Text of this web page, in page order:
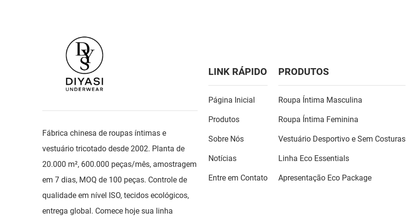
Fábrica chinesa de roupas íntimas e
vestuário tricotado desde 2002. Planta de
20.000 m², 600.000 peças/mês, amostragem
em 7 dias, MOQ de 100 peças. Controle de
qualidade em nível ISO, tecidos ecológicos,
entrega global. Comece hoje sua linha
LINK RÁPIDO
Página Inicial
Produtos
Sobre Nós
Notícias
Entre em Contato
PRODUTOS
Roupa Íntima Masculina
Roupa Íntima Feminina
Vestuário Desportivo e Sem Costuras
Linha Eco Essentials
Apresentação Eco Package